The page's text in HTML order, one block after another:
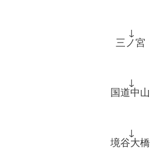
↓
三ノ宮
↓
国道中山
↓
境谷大橋